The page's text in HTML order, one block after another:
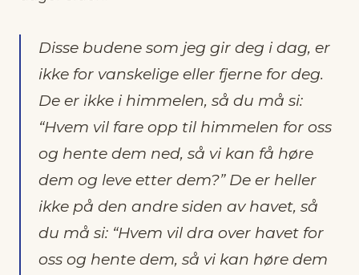
Disse budene som jeg gir deg i dag, er
ikke for vanskelige eller fjerne for deg.
De er ikke i himmelen, så du må si:
“Hvem vil fare opp til himmelen for oss
og hente dem ned, så vi kan få høre
dem og leve etter dem?” De er heller
ikke på den andre siden av havet, så
du må si: “Hvem vil dra over havet for
oss og hente dem, så vi kan høre dem